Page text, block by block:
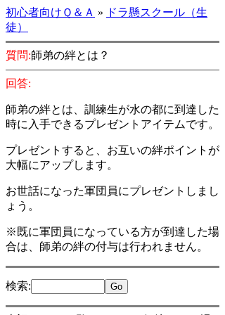
初心者向けＱ＆Ａ » ドラ懸スクール（生
徒）
質問:師弟の絆とは？
回答:
師弟の絆とは、訓練生が水の都に到達した
時に入手できるプレゼントアイテムです。
プレゼントすると、お互いの絆ポイントが
大幅にアップします。
お世話になった軍団員にプレゼントしまし
ょう。
※既に軍団員になっている方が到達した場
合は、師弟の絆の付与は行われません。
検索: